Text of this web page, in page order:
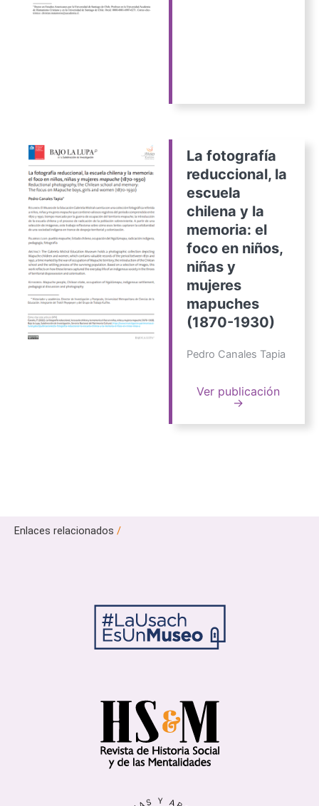
La fotografía
reduccional, la
escuela
chilena y la
memoria: el
foco en niños,
niñas y
mujeres
mapuches
(1870-1930)
Pedro Canales Tapia
Ver publicación
→
Enlaces relacionados /